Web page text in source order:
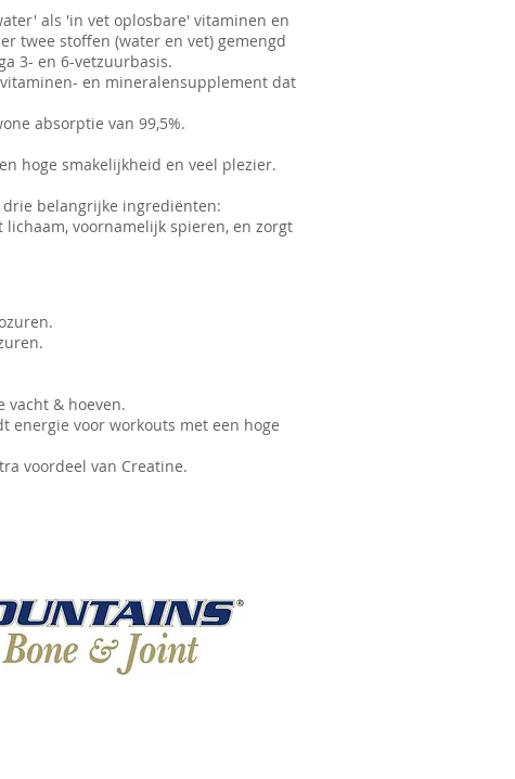
als 'in vet oplosbare' vitaminen en
twee stoffen (water en vet) gemengd
3- en 6-vetzuurbasis.
en mineralensupplement dat
absorptie van 99,5%.
hoge smakelijkheid en veel plezier.
belangrijke ingrediënten:
voornamelijk spieren, en zorgt
vacht & hoeven.
energie voor workouts met een hoge
voordeel van Creatine.